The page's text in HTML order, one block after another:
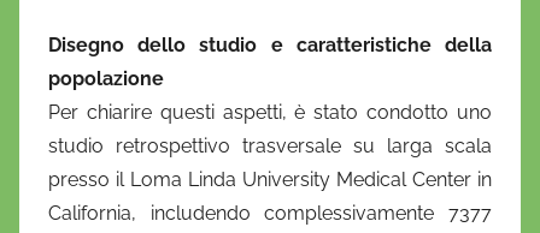
Disegno dello studio e caratteristiche della
popolazione
Per chiarire questi aspetti, è stato condotto uno
studio retrospettivo trasversale su larga scala
presso il Loma Linda University Medical Center in
California, includendo complessivamente 7377